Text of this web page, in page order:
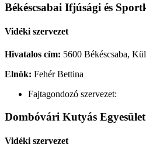
Békéscsabai Ifjúsági és
Vidéki szervezet
Hivatalos cím: 5600 Békéscsaba,
Elnök: Fehér Bettina
Fajtagondozó szervezet:
Dombóvári Kutyás Egyesület
Vidéki szervezet